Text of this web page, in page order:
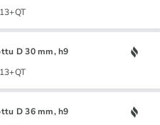
D 30 mm, h9
D 36 mm, h9